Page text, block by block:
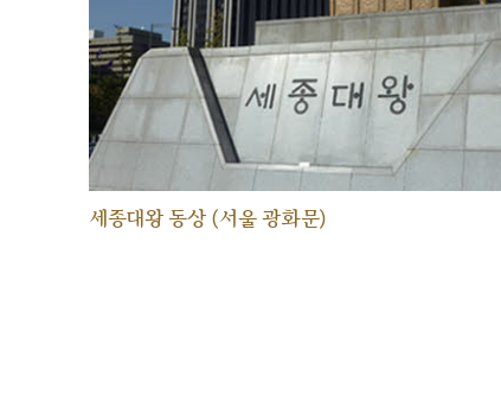
세종대왕 동상 (서울 광화문)